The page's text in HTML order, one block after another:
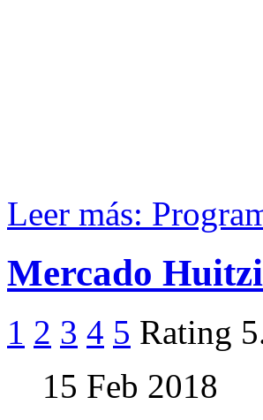
Leer más:
Mercado
1 2 3 4 5 Rating
15 Feb 2018